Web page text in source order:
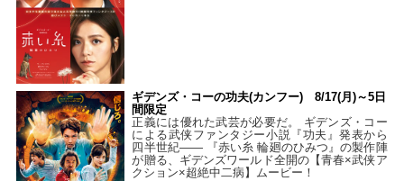
ギデンズ・コーの功夫(カンフー) 8/17(月)～5日
間限定
正義には優れた武芸が必要だ。 ギデンズ・コー
による武侠ファンタジー小説『功夫』発表から
四半世紀―― 『赤い糸 輪廻のひみつ』の製作陣
が贈る、ギデンズワールド全開の【青春×武侠ア
クション×超絶中二病】ムービー！